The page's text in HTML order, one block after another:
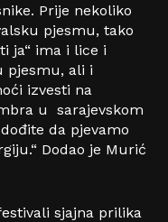
Prije nekoliko
pjesmu, tako
ja“ ima i lice i
pjesmu, ali i
izvesti na
u sarajevskom
da pjevamo
Dodao je Murić
sjajna prilika